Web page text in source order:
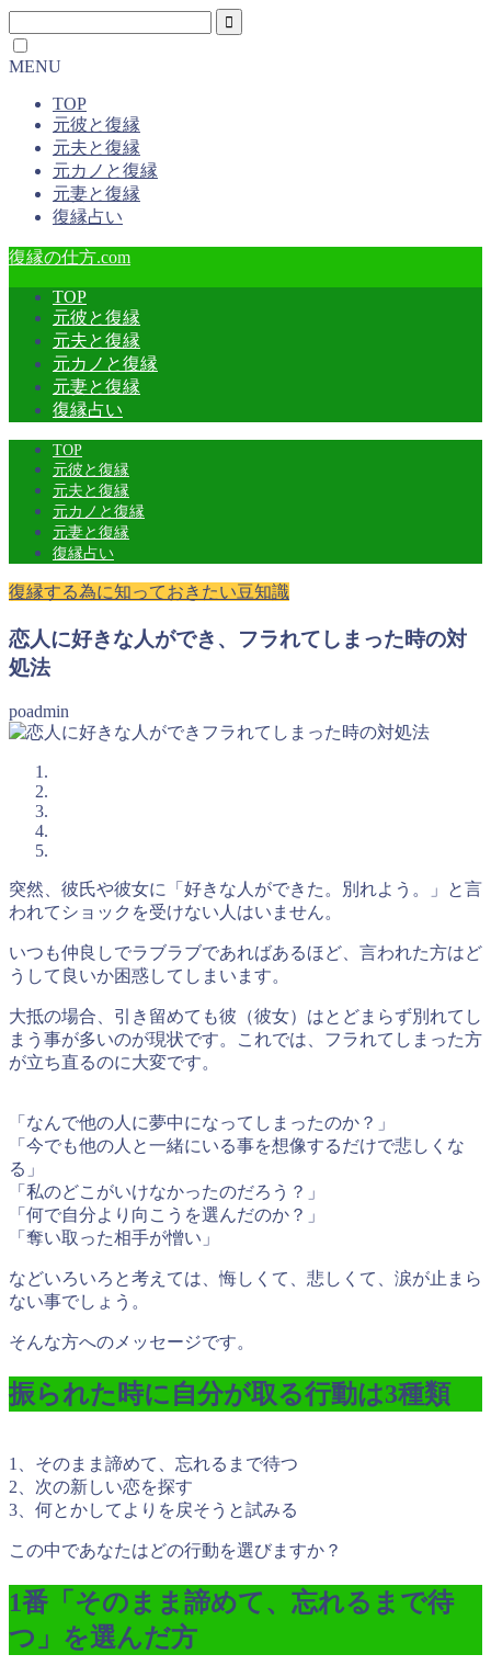
MENU
TOP
元彼と復縁
元夫と復縁
元カノと復縁
元妻と復縁
復縁占い
復縁の仕方.com
TOP
元彼と復縁
元夫と復縁
元カノと復縁
元妻と復縁
復縁占い
TOP
元彼と復縁
元夫と復縁
元カノと復縁
元妻と復縁
復縁占い
復縁する為に知っておきたい豆知識
恋人に好きな人ができ、フラれてしまった時の対
処法
poadmin
突然、彼氏や彼女に 「好きな人ができた。別れよう。」
と言
われてショックを受けない人はいません。
いつも仲良しでラブラブであればあるほど、言われた方はど
うして良いか困惑してしまいます。
大抵の場合、引き留めても彼（彼女）はとどまらず別れてし
まう事が多いのが現状です。これでは、フラれてしまった方
が立ち直るのに大変です。
「なんで他の人に夢中になってしまったのか？」
「今でも他の人と一緒にいる事を想像するだけで悲しくな
る」
「私のどこがいけなかったのだろう？」
「何で自分より向こうを選んだのか？」
「奪い取った相手が憎い」
などいろいろと考えては、悔しくて、悲しくて、涙が止まら
ない事でしょう。
そんな方へのメッセージです。
振られた時に自分が取る行動は3種類
1、そのまま諦めて、忘れるまで待つ
2、次の新しい恋を探す
3、何とかしてよりを戻そうと試みる
この中であなたはどの行動を選びますか？
1番「そのまま諦めて、忘れるまで待
つ」を選んだ方